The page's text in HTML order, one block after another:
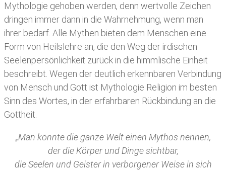
Mythologie gehoben werden, denn wertvolle Zeichen
dringen immer dann in die Wahrnehmung, wenn man
ihrer bedarf. Alle Mythen bieten dem Menschen eine
Form von Heilslehre an, die den Weg der irdischen
Seelenpersönlichkeit zurück in die himmlische Einheit
beschreibt. Wegen der deutlich erkennbaren Verbindung
von Mensch und Gott ist Mythologie Religion im besten
Sinn des Wortes, in der erfahrbaren Rückbindung an die
Gottheit.
„Man könnte die ganze Welt einen Mythos nennen,
der die Körper und Dinge sichtbar,
die Seelen und Geister in verborgener Weise in sich